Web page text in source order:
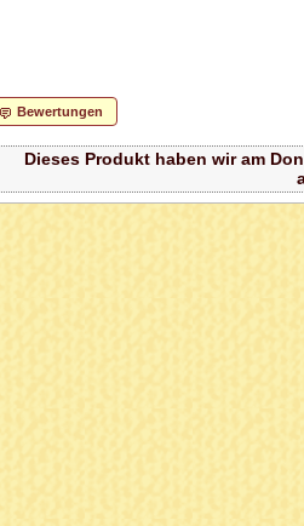
Bewertungen
Dieses Produkt haben wir am